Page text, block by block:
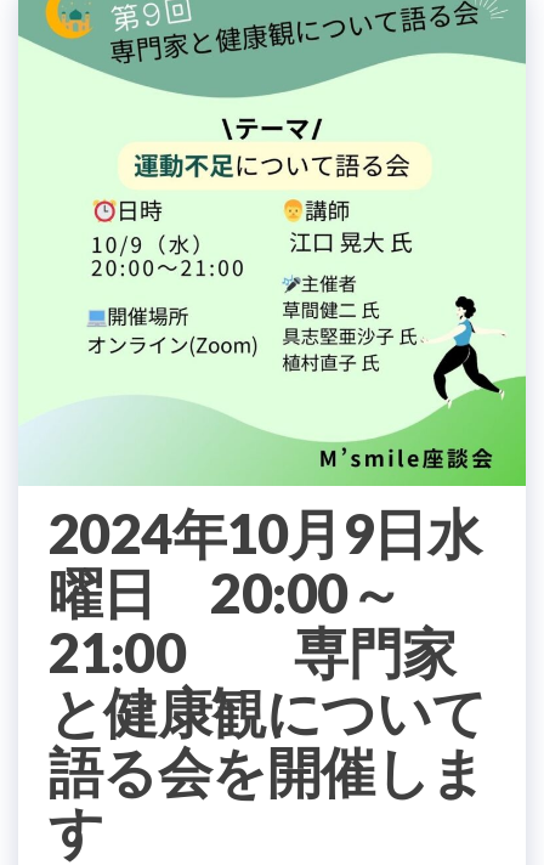
2024年10月9日水
曜日 20:00～
21:00 専門家
と健康観について
語る会を開催しま
す